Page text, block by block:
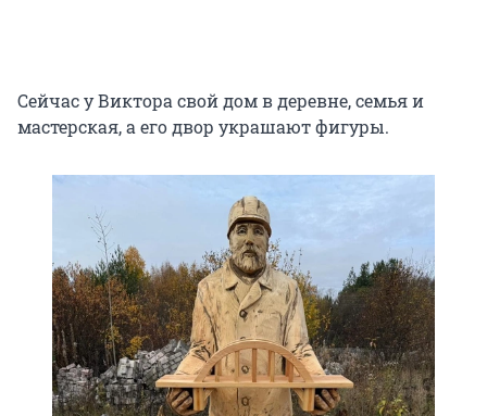
Сейчас у Виктора свой дом в деревне, семья и
мастерская, а его двор украшают фигуры.